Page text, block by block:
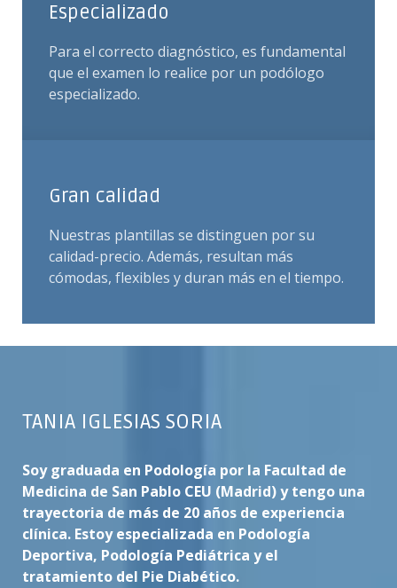
Especializado
Para el correcto diagnóstico, es fundamental
que el examen lo realice por un podólogo
especializado.
Gran calidad
Nuestras plantillas se distinguen por su
calidad-precio. Además, resultan más
cómodas, flexibles y duran más en el tiempo.
TANIA IGLESIAS SORIA
Soy graduada en Podología por la Facultad de
Medicina de San Pablo CEU (Madrid) y tengo una
trayectoria de más de 20 años de experiencia
clínica. Estoy especializada en Podología
Deportiva, Podología Pediátrica y el
tratamiento del Pie Diabético.